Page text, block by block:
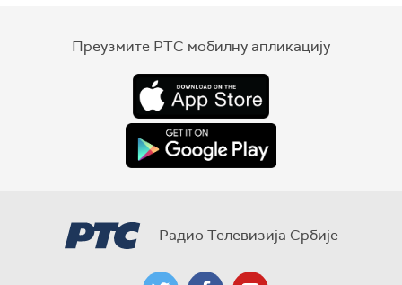
Преузмите РТС мобилну апликацију
Радио Телевизија Србије